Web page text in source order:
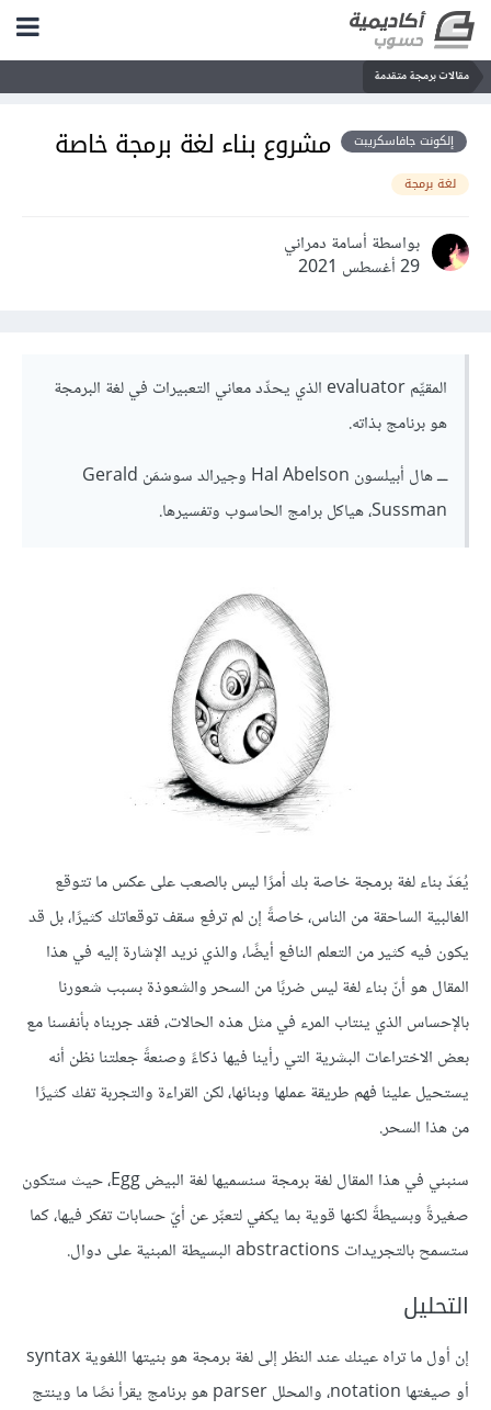
مقالات برمجة متقدمة
إلكونت جافاسكريبت مشروع بناء لغة برمجة خاصة
لغة برمجة
بواسطة أسامة دمراني
29 أغسطس 2021
المقيِّم evaluator الذي يحدِّد معاني التعبيرات في لغة البرمجة
هو برنامج بذاته.
ـــ هال أبيلسون Hal Abelson وجيرالد سوسْمَن Gerald
Sussman، هياكل برامج الحاسوب وتفسيرها.
يُعَدّ بناء لغة برمجة خاصة بك أمرًا ليس بالصعب على عكس ما تتوقع
الغالبية الساحقة من الناس، خاصةً إن لم ترفع سقف توقعاتك كثيرًا، بل قد
يكون فيه كثير من التعلم النافع أيضًا، والذي نريد الإشارة إليه في هذا
المقال هو أنّ بناء لغة ليس ضربًا من السحر والشعوذة بسبب شعورنا
بالإحساس الذي ينتاب المرء في مثل هذه الحالات، فقد جربناه بأنفسنا مع
بعض الاختراعات البشرية التي رأينا فيها ذكاءً وصنعةً جعلتنا نظن أنه
يستحيل علينا فهم طريقة عملها وبنائها، لكن القراءة والتجربة تفك كثيرًا
من هذا السحر.
سنبني في هذا المقال لغة برمجة سنسميها لغة البيض Egg، حيث ستكون
صغيرةً وبسيطةً لكنها قوية بما يكفي لتعبِّر عن أيّ حسابات تفكر فيها، كما
ستسمح بالتجريدات abstractions البسيطة المبنية على دوال.
التحليل
إن أول ما تراه عينك عند النظر إلى لغة برمجة هو بنيتها اللغوية syntax
أو صيغتها notation، والمحلل parser هو برنامج يقرأ نصًا ما وينتج